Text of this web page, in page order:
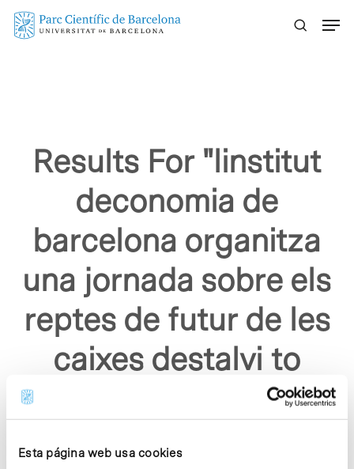
Esta página web usa cookies
Skip
Results For "linstitut
deconomia de
barcelona organitza
una jornada sobre els
reptes de futur de les
caixes destalvi to
translate p1008 asp"